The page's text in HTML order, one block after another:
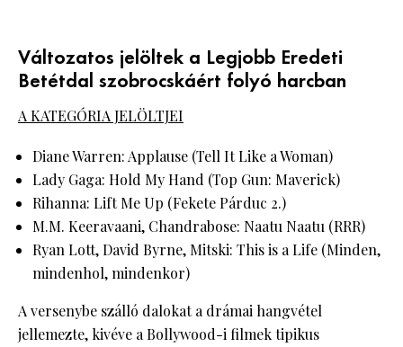
Változatos jelöltek a Legjobb Eredeti
Betétdal szobrocskáért folyó harcban
A KATEGÓRIA JELÖLTJEI
Diane Warren: Applause (Tell It Like a Woman)
Lady Gaga: Hold My Hand (Top Gun: Maverick)
Rihanna: Lift Me Up (Fekete Párduc 2.)
M.M. Keeravaani, Chandrabose: Naatu Naatu (RRR)
Ryan Lott, David Byrne, Mitski: This is a Life (Minden,
mindenhol, mindenkor)
A versenybe szálló dalokat a drámai hangvétel
jellemezte, kivéve a Bollywood-i filmek tipikus